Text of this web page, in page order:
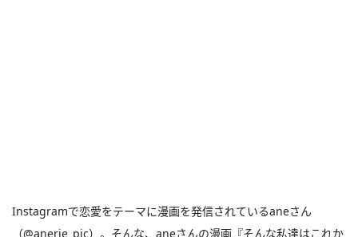
Instagramで恋愛をテーマに漫画を発信されているaneさん
（@anerie_pic）。そんな、aneさんの漫画『そんな私達はこれか